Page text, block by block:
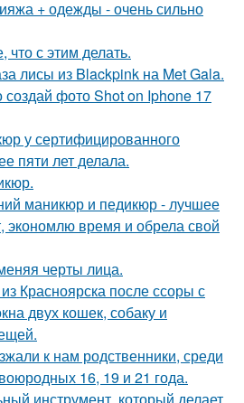
+ одежды - очень сильно
что с этим делать.
лисы из Blackpink на Met Gala.
фото Shot on Iphone 17
у сертифицированного
пяти лет делала.
маникюр и педикюр - лучшее
экономлю время и обрела свой
черты лица.
Красноярска после ссоры с
двух кошек, собаку и
к нам родственники, среди
16, 19 и 21 года.